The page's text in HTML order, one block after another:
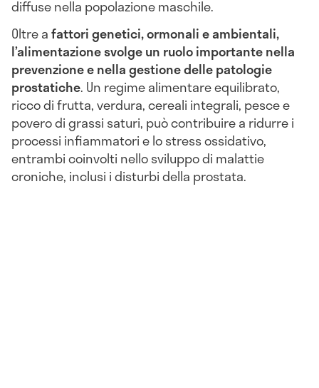
diffuse nella popolazione maschile.
Oltre afattori genetici, ormonali e ambientali,
l’alimentazione svolge un ruolo importante nella
prevenzione e nella gestione delle patologie
prostatiche. Un regime alimentare equilibrato,
ricco di frutta, verdura, cereali integrali, pesce e
povero di grassi saturi, può contribuire a ridurre i
processi infiammatori e lo stress ossidativo,
entrambi coinvolti nello sviluppo di malattie
croniche, inclusi i disturbi della prostata.